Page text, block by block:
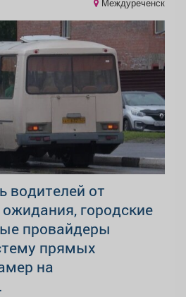
Междуреченск
водителей от
городские
провайдеры
прямых
на